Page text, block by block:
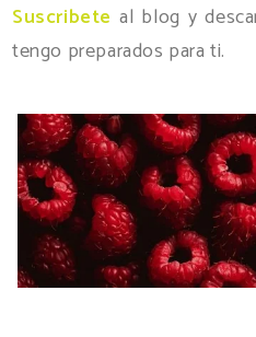
Suscribete al blog y
tengo preparados para ti.